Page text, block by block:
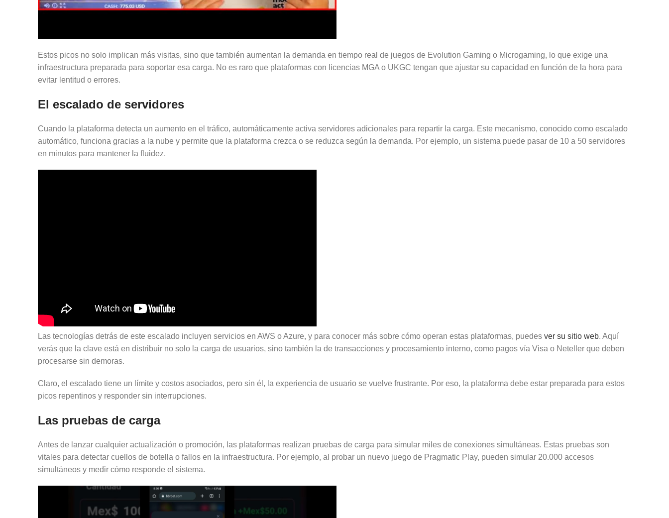
Estos picos no solo implican más visitas, sino que también aumentan la demanda en tiempo real de juegos de Evolution Gaming o Microgaming, lo que exige una
infraestructura preparada para soportar esa carga. No es raro que plataformas con licencias MGA o UKGC tengan que ajustar su capacidad en función de la hora para
evitar lentitud o errores.
El escalado de servidores
Cuando la plataforma detecta un aumento en el tráfico, automáticamente activa servidores adicionales para repartir la carga. Este mecanismo, conocido como escalado
automático, funciona gracias a la nube y permite que la plataforma crezca o se reduzca según la demanda. Por ejemplo, un sistema puede pasar de 10 a 50 servidores
en minutos para mantener la fluidez.
Las tecnologías detrás de este escalado incluyen servicios en AWS o Azure, y para conocer más sobre cómo operan estas plataformas, puedes ver su sitio web. Aquí
verás que la clave está en distribuir no solo la carga de usuarios, sino también la de transacciones y procesamiento interno, como pagos vía Visa o Neteller que deben
procesarse sin demoras.
Claro, el escalado tiene un límite y costos asociados, pero sin él, la experiencia de usuario se vuelve frustrante. Por eso, la plataforma debe estar preparada para estos
picos repentinos y responder sin interrupciones.
Las pruebas de carga
Antes de lanzar cualquier actualización o promoción, las plataformas realizan pruebas de carga para simular miles de conexiones simultáneas. Estas pruebas son
vitales para detectar cuellos de botella o fallos en la infraestructura. Por ejemplo, al probar un nuevo juego de Pragmatic Play, pueden simular 20.000 accesos
simultáneos y medir cómo responde el sistema.